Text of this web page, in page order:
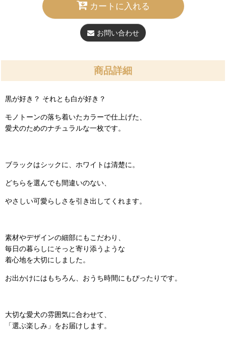
カートに入れる
お問い合わせ
商品詳細
黒が好き？ それとも白が好き？
モノトーンの落ち着いたカラーで仕上げた、
愛犬のためのナチュラルな一枚です。
ブラックはシックに、ホワイトは清楚に。
どちらを選んでも間違いのない、
やさしい可愛らしさを引き出してくれます。
素材やデザインの細部にもこだわり、
毎日の暮らしにそっと寄り添うような
着心地を大切にしました。
お出かけにはもちろん、おうち時間にもぴったりです。
大切な愛犬の雰囲気に合わせて、
「選ぶ楽しみ」をお届けします。